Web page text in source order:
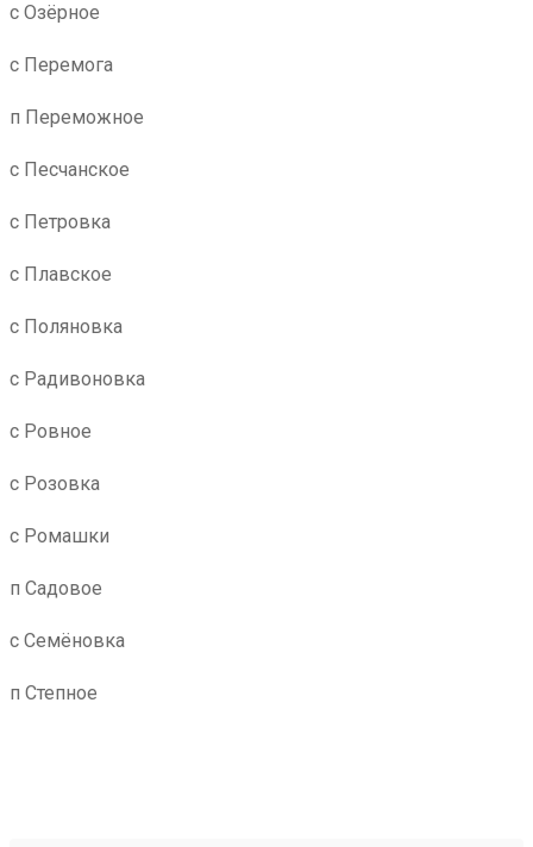
с Озёрное
с Перемога
п Переможное
с Песчанское
с Петровка
с Плавское
с Поляновка
с Радивоновка
с Ровное
с Розовка
с Ромашки
п Садовое
с Семёновка
п Степное